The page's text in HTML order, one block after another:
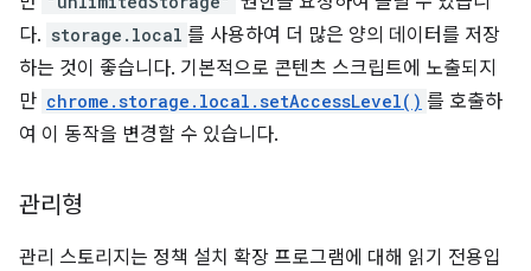
다. storage.local 를 사용하여 더 많은 양의 데이터를 저장
하는 것이 좋습니다. 기본적으로 콘텐츠 스크립트에 노출되지
만 chrome.storage.local.setAccessLevel() 를 호출하
여 이 동작을 변경할 수 있습니다.
관리형
관리 스토리지는 정책 설치 확장 프로그램에 대해 읽기 전용입